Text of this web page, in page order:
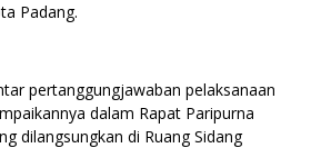
Padang.
pertanggungjawaban pelaksanaan
dalam Rapat Paripurna
dilangsungkan di Ruang Sidang